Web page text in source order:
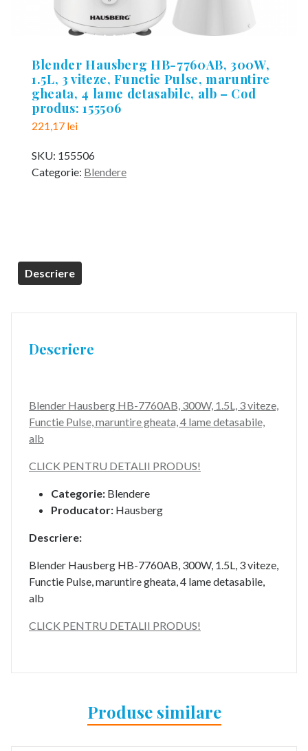
Blender Hausberg HB-7760AB, 300W,
1.5L, 3 viteze, Functie Pulse, maruntire
gheata, 4 lame detasabile, alb – Cod
produs: 155506
221,17 lei
SKU: 155506
Categorie: Blendere
Descriere
Descriere
Blender Hausberg HB-7760AB, 300W, 1.5L, 3 viteze,
Functie Pulse, maruntire gheata, 4 lame detasabile,
alb
CLICK PENTRU DETALII PRODUS!
Categorie: Blendere
Producator: Hausberg
Descriere:
Blender Hausberg HB-7760AB, 300W, 1.5L, 3 viteze,
Functie Pulse, maruntire gheata, 4 lame detasabile,
alb
CLICK PENTRU DETALII PRODUS!
Produse similare